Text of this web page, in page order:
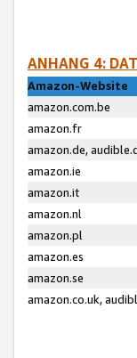
ANHANG 4:
Amazon-Website
amazon.com.be
amazon.fr
amazon.de,
amazon.ie
amazon.it
amazon.nl
amazon.pl
amazon.es
amazon.se
amazon.co.uk,